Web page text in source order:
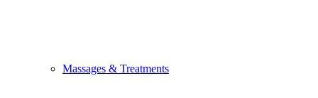
Massages & Treatments